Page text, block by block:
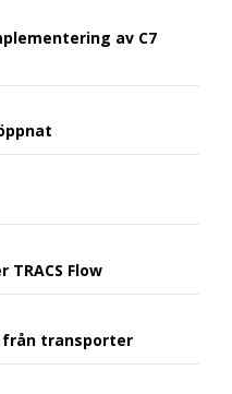
av C7
Flow
från transporter